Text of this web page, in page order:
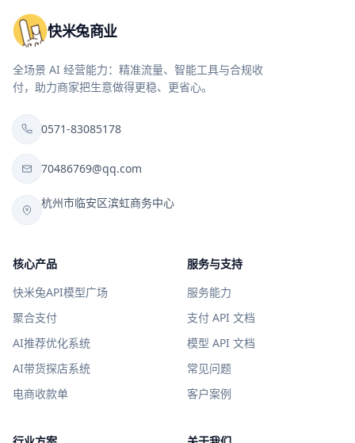
快米兔商业
全场景 AI 经营能力：精准流量、智能工具与合规收
付，助力商家把生意做得更稳、更省心。
0571-83085178
70486769@qq.com
杭州市临安区滨虹商务中心
核心产品
快米兔API模型广场
聚合支付
AI推荐优化系统
AI带货探店系统
电商收款单
服务与支持
服务能力
支付 API 文档
模型 API 文档
常见问题
客户案例